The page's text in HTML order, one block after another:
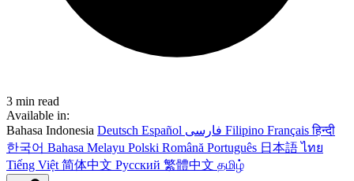
3 min read
Available in:
Bahasa Indonesia Deutsch Español Filipino Françaisहिन्दी
한국어 Bahasa Melayu Polski Română Português 日本語ไทย
Tiếng Việt 简体中文 Русский 繁體中文 தமிழ்